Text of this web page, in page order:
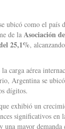
ubicó como el país
de la Asociación
25,1%,
carga aérea
Argentina se
dígitos.
exhibió un
significativos en
mayor demanda